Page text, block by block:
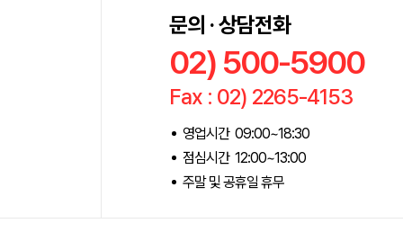
문의 · 상담전화
02) 500-5900
Fax : 02) 2265-4153
영업시간 09:00~18:30
점심시간 12:00~13:00
주말 및 공휴일 휴무